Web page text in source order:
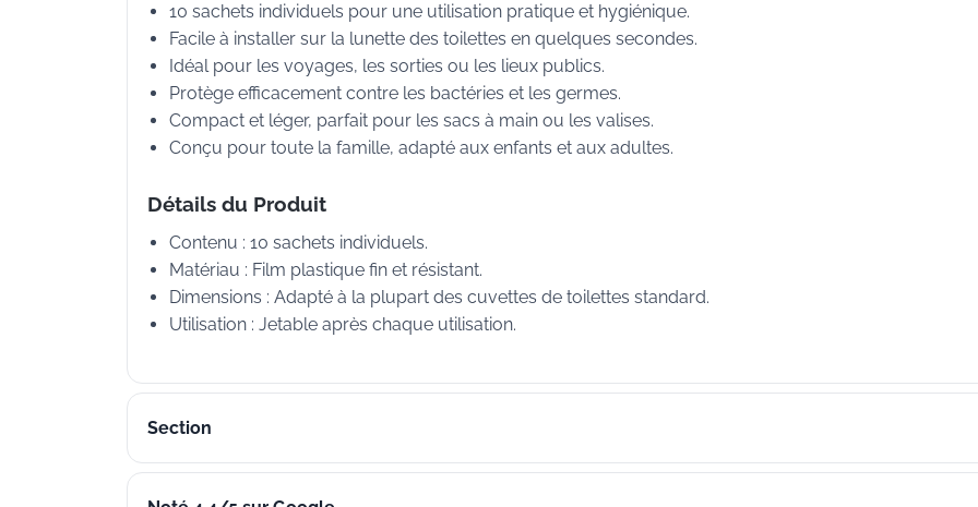
10 sachets individuels pour une utilisation pratique et hygiénique.
Facile à installer sur la lunette des toilettes en quelques secondes.
Idéal pour les voyages, les sorties ou les lieux publics.
Protège efficacement contre les bactéries et les germes.
Compact et léger, parfait pour les sacs à main ou les valises.
Conçu pour toute la famille, adapté aux enfants et aux adultes.
Détails du Produit
Contenu : 10 sachets individuels.
Matériau : Film plastique fin et résistant.
Dimensions : Adapté à la plupart des cuvettes de toilettes standard.
Utilisation : Jetable après chaque utilisation.
Section